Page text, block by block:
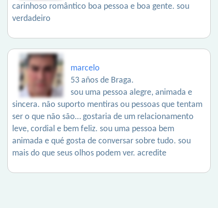
carinhoso romântico boa pessoa e boa gente. sou
verdadeiro
marcelo
53 años de Braga.
sou uma pessoa alegre, animada e
sincera. não suporto mentiras ou pessoas que tentam
ser o que não são… gostaria de um relacionamento
leve, cordial e bem feliz. sou uma pessoa bem
animada e qué gosta de conversar sobre tudo. sou
mais do que seus olhos podem ver. acredite